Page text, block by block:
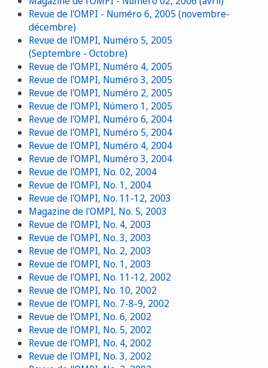
Revue de l'OMPI - Numéro 6, 2005 (novembre-
décembre)
Revue de l'OMPI, Numéro 5, 2005
(Septembre - Octobre)
Revue de l'OMPI, Numéro 4, 2005
Revue de l'OMPI, Numéro 3, 2005
Revue de l'OMPI, Numéro 2, 2005
Revue de l'OMPI, Número 1, 2005
Revue de l'OMPI, Numéro 6, 2004
Revue de l'OMPI, Numéro 5, 2004
Revue de l'OMPI, Numéro 4, 2004
Revue de l'OMPI, Numéro 3, 2004
Revue de l'OMPI, No. 02, 2004
Revue de l'OMPI, No. 1, 2004
Revue de l'OMPI, No. 11-12, 2003
Magazine de l'OMPI, No. 5, 2003
Revue de l'OMPI, No. 4, 2003
Revue de l'OMPI, No. 3, 2003
Revue de l'OMPI, No. 2, 2003
Revue de l'OMPI, No. 1, 2003
Revue de l'OMPI, No. 11-12, 2002
Revue de l'OMPI, No. 10, 2002
Revue de l'OMPI, No. 7-8-9, 2002
Revue de l'OMPI, No. 6, 2002
Revue de l'OMPI, No. 5, 2002
Revue de l'OMPI, No. 4, 2002
Revue de l'OMPI, No. 3, 2002